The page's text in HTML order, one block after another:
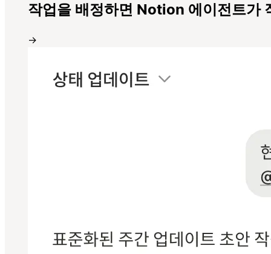
작업을 배정하면 Notion 에이전트가
→